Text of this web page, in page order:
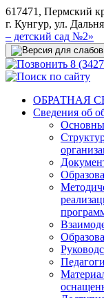
617471, Пермский
г. Кунгур, ул.
– детский сад №2»
8
ОБРАТНАЯ
Сведения об